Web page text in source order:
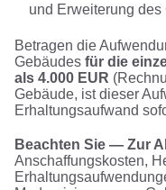
und Erweiterung des
Betragen die
Gebäudes für die
als 4.000 EUR
Gebäude, ist dieser
Erhaltungsaufwand
Beachten Sie — Zur
Anschaffungskosten,